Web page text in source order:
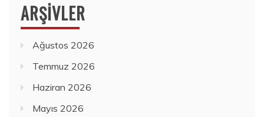
ARŞIVLER
Ağustos 2026
Temmuz 2026
Haziran 2026
Mayıs 2026